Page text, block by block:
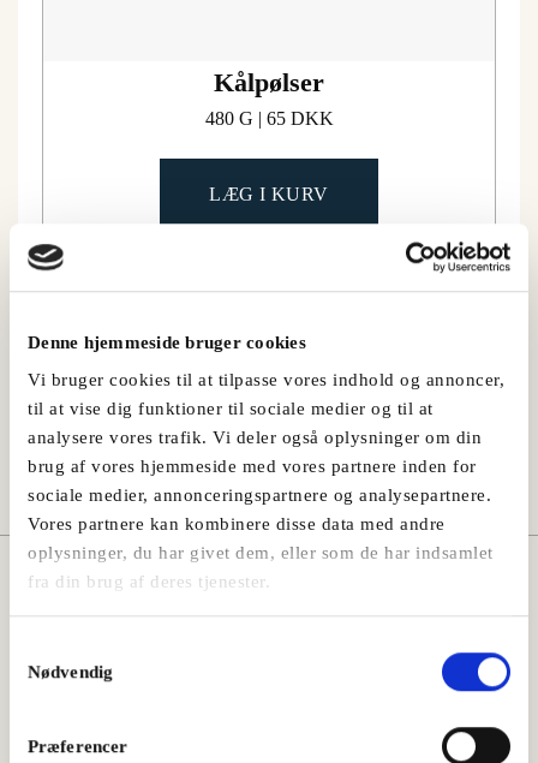
Denne hjemmeside bruger cookies
Vi bruger cookies til at tilpasse vores indhold og annoncer,
til at vise dig funktioner til sociale medier og til at
analysere vores trafik. Vi deler også oplysninger om din
brug af vores hjemmeside med vores partnere inden for
sociale medier, annonceringspartnere og analysepartnere.
Vores partnere kan kombinere disse data med andre
oplysninger, du har givet dem, eller som de har indsamlet
fra din brug af deres tjenester.
Nødvendig
Præferencer
Kålpølser
480 G | 65 DKK
LÆG I KURV
Del denne opskrift
Måske vil du også kunne lide: